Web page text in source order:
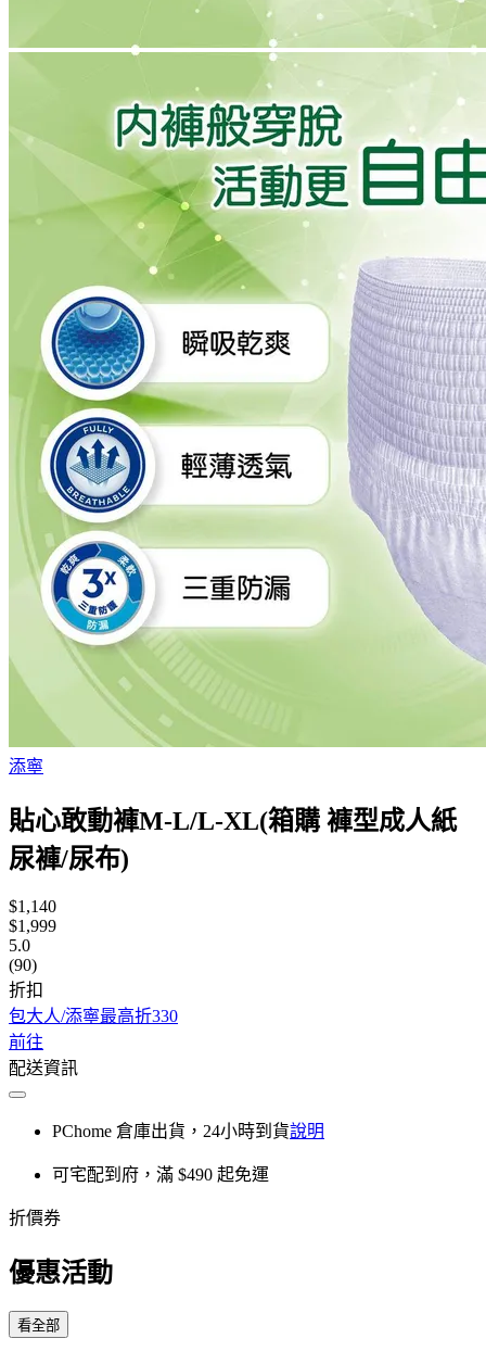
添寧
貼心敢動褲M-L/L-XL(箱購 褲型成人紙
尿褲/尿布)
$1,140
$1,999
5.0
(90)
折扣
包大人/添寧最高折330
前往
配送資訊
PChome 倉庫出貨，24小時到貨說明
可宅配到府，滿 $490 起免運
折價券
優惠活動
看全部